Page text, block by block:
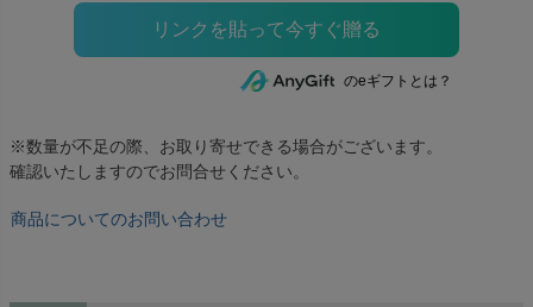
のeギフトとは？
※数量が不足の際、お取り寄せできる場合がございます。
確認いたしますのでお問合せください。
商品についてのお問い合わせ